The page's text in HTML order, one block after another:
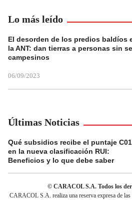
Lo más leído
El desorden de los predios baldíos
la ANT: dan tierras a personas sin
campesinos
06/09/2023
Últimas Noticias
Qué subsidios recibe el puntaje C01
en la nueva clasificación RUI:
Beneficios y lo que debe saber
© CARACOL S.A. Todos los
CARACOL S.A. realiza una reserva expresa de